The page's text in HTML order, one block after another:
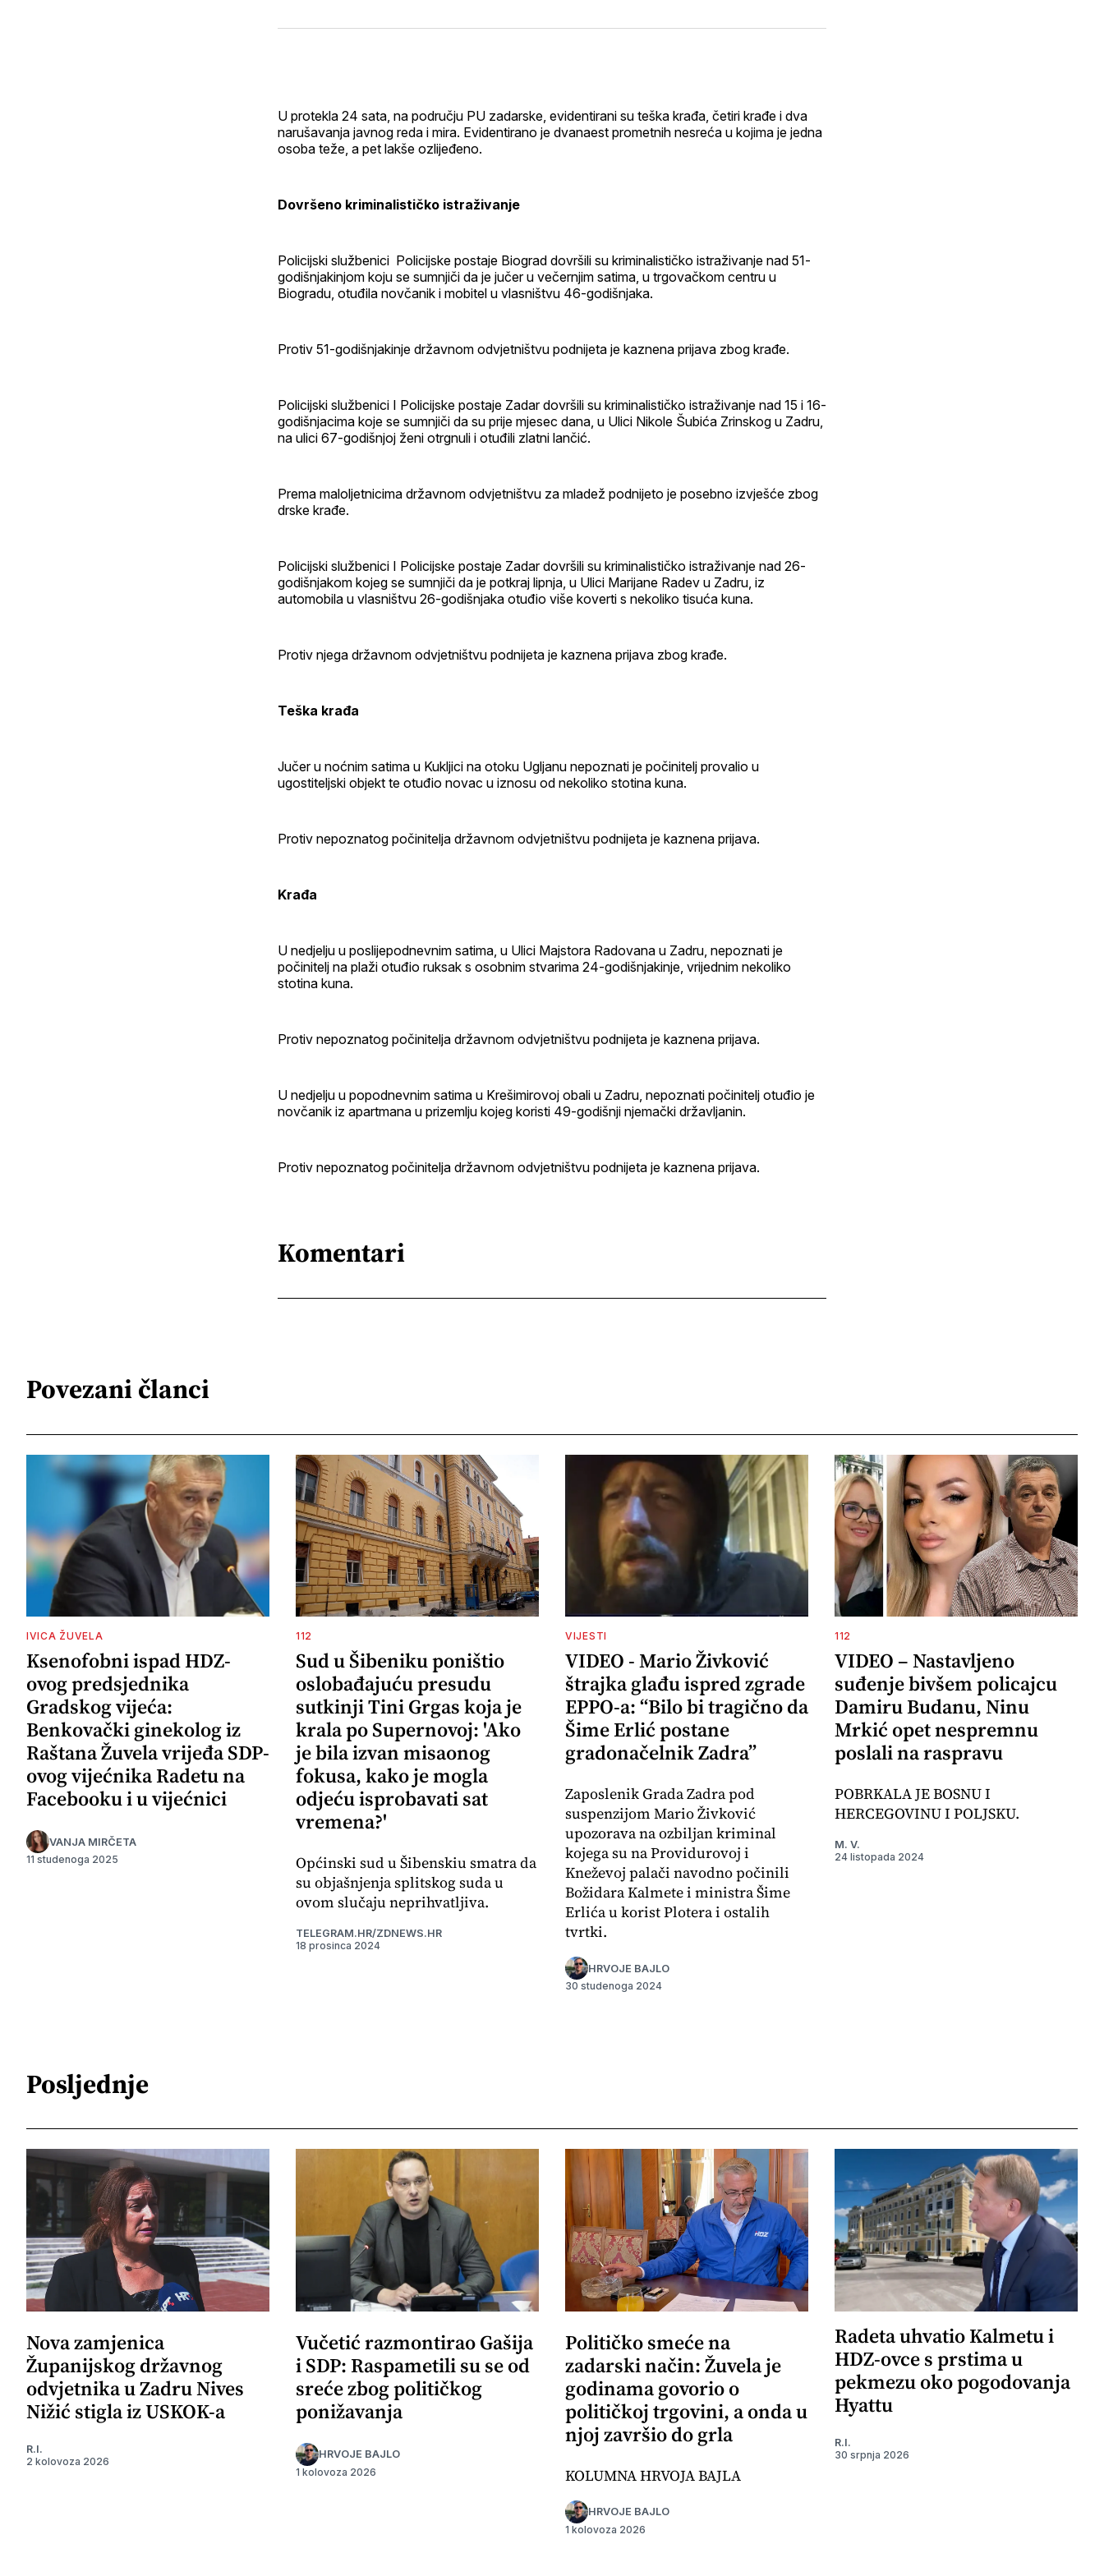
FacebookLinkedIn maila
U protekla 24 sata, na području PU zadarske, evidentirani su teška krađa, četiri krađe i dva
narušavanja javnog reda i mira. Evidentirano je dvanaest prometnih nesreća u kojima je jedna
osoba teže, a pet lakše ozlijeđeno.
Dovršeno kriminalističko istraživanje
Policijski službenici Policijske postaje Biograd dovršili su kriminalističko istraživanje nad 51-
godišnjakinjom koju se sumnjiči da je jučer u večernjim satima, u trgovačkom centru u
Biogradu, otuđila novčanik i mobitel u vlasništvu 46-godišnjaka.
Protiv 51-godišnjakinje državnom odvjetništvu podnijeta je kaznena prijava zbog krađe.
Policijski službenici I Policijske postaje Zadar dovršili su kriminalističko istraživanje nad 15 i 16-
godišnjacima koje se sumnjiči da su prije mjesec dana, u Ulici Nikole Šubića Zrinskog u Zadru,
na ulici 67-godišnjoj ženi otrgnuli i otuđili zlatni lančić.
Prema maloljetnicima državnom odvjetništvu za mladež podnijeto je posebno izvješće zbog
drske krađe.
Policijski službenici I Policijske postaje Zadar dovršili su kriminalističko istraživanje nad 26-
godišnjakom kojeg se sumnjiči da je potkraj lipnja, u Ulici Marijane Radev u Zadru, iz
automobila u vlasništvu 26-godišnjaka otuđio više koverti s nekoliko tisuća kuna.
Protiv njega državnom odvjetništvu podnijeta je kaznena prijava zbog krađe.
Teška krađa
Jučer u noćnim satima u Kukljici na otoku Ugljanu nepoznati je počinitelj provalio u
ugostiteljski objekt te otuđio novac u iznosu od nekoliko stotina kuna.
Protiv nepoznatog počinitelja državnom odvjetništvu podnijeta je kaznena prijava.
Krađa
U nedjelju u poslijepodnevnim satima, u Ulici Majstora Radovana u Zadru, nepoznati je
počinitelj na plaži otuđio ruksak s osobnim stvarima 24-godišnjakinje, vrijednim nekoliko
stotina kuna.
Protiv nepoznatog počinitelja državnom odvjetništvu podnijeta je kaznena prijava.
U nedjelju u popodnevnim satima u Krešimirovoj obali u Zadru, nepoznati počinitelj otuđio je
novčanik iz apartmana u prizemlju kojeg koristi 49-godišnji njemački državljanin.
Protiv nepoznatog počinitelja državnom odvjetništvu podnijeta je kaznena prijava.
Komentari
Povezani članci
IVICA ŽUVELA
Ksenofobni ispad HDZ-
ovog predsjednika
Gradskog vijeća:
Benkovački ginekolog iz
Raštana Žuvela vrijeđa SDP-
ovog vijećnika Radetu na
Facebooku i u vijećnici
VANJA MIRČETA
11 studenoga 2025
112
Sud u Šibeniku poništio
oslobađajuću presudu
sutkinji Tini Grgas koja je
krala po Supernovoj: 'Ako
je bila izvan misaonog
fokusa, kako je mogla
odjeću isprobavati sat
vremena?'
Općinski sud u Šibenskiu smatra da
su objašnjenja splitskog suda u
ovom slučaju neprihvatljiva.
TELEGRAM.HR/ZDNEWS.HR
18 prosinca 2024
VIJESTI
VIDEO - Mario Živković
štrajka glađu ispred zgrade
EPPO-a: “Bilo bi tragično da
Šime Erlić postane
gradonačelnik Zadra”
Zaposlenik Grada Zadra pod
suspenzijom Mario Živković
upozorava na ozbiljan kriminal
kojega su na Providurovoj i
Kneževoj palači navodno počinili
Božidara Kalmete i ministra Šime
Erlića u korist Plotera i ostalih
tvrtki.
HRVOJE BAJLO
30 studenoga 2024
112
VIDEO – Nastavljeno
suđenje bivšem policajcu
Damiru Budanu, Ninu
Mrkić opet nespremnu
poslali na raspravu
POBRKALA JE BOSNU I
HERCEGOVINU I POLJSKU.
M. V.
24 listopada 2024
Posljednje
Nova zamjenica
Županijskog državnog
odvjetnika u Zadru Nives
Nižić stigla iz USKOK-a
R.I.
2 kolovoza 2026
Vučetić razmontirao Gašija
i SDP: Raspametili su se od
sreće zbog političkog
ponižavanja
HRVOJE BAJLO
1 kolovoza 2026
Političko smeće na
zadarski način: Žuvela je
godinama govorio o
političkoj trgovini, a onda u
njoj završio do grla
KOLUMNA HRVOJA BAJLA
HRVOJE BAJLO
1 kolovoza 2026
Radeta uhvatio Kalmetu i
HDZ-ovce s prstima u
pekmezu oko pogodovanja
Hyattu
R.I.
30 srpnja 2026